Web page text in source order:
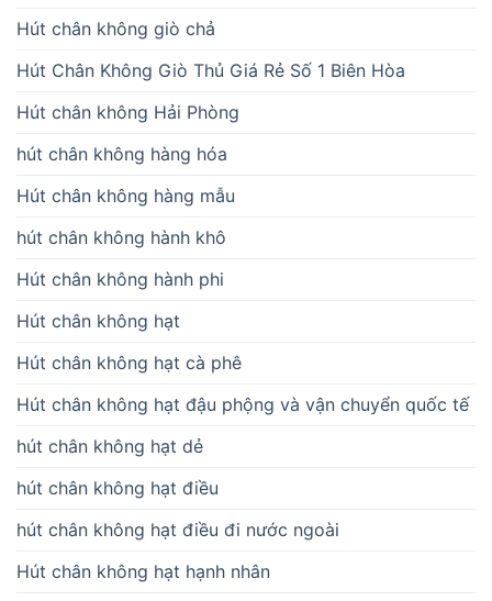
Hút chân không giò chả
Hút Chân Không Giò Thủ Giá Rẻ Số 1 Biên Hòa
Hút chân không Hải Phòng
hút chân không hàng hóa
Hút chân không hàng mẫu
hút chân không hành khô
Hút chân không hành phi
Hút chân không hạt
Hút chân không hạt cà phê
Hút chân không hạt đậu phộng và vận chuyển quốc tế
hút chân không hạt dẻ
hút chân không hạt điều
hút chân không hạt điều đi nước ngoài
Hút chân không hạt hạnh nhân